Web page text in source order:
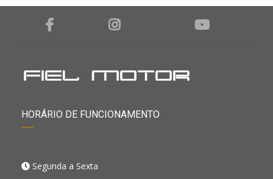
HORÁRIO DE FUNCIONAMENTO
Segunda a Sexta